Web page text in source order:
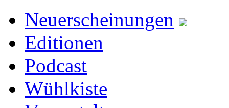
Neuerscheinungen
Editionen
Podcast
Wühlkiste